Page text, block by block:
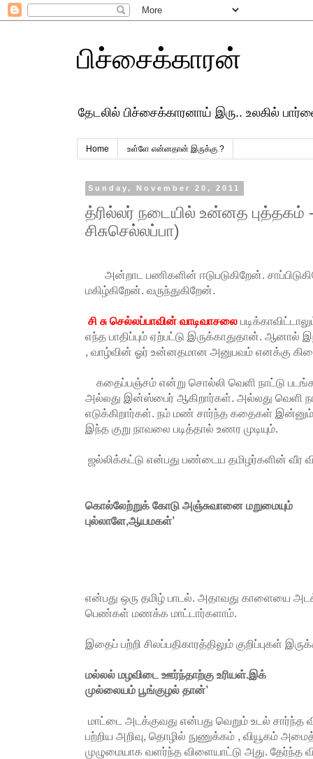
பிச்சைக்காரன்
தேடலில் பிச்சைக்காரனாய் இரு.. உலகில்
Home உள்ளே என்னதான் இருக்கு ?
Sunday, November 20, 2011
த்ரில்லர் நடையில் உன்னத புத்தகம்
சிசுசெல்லப்பா)
அன்றாட பணிகளின் ஈடுபடுகிறேன்.
மகிழ்கிறேன். வருந்துகிறேன்.
சி சு செல்லப்பாவின் வாடிவாசலை
எந்த பாதிப்பும் ஏற்பட்டு இருக்காதுதான். ஆனால்
, வாழ்வின் ஓர் உன்னதமான அனுபவம் எனக்கு
கதைப்பஞ்சம் என்று சொல்லி வெளி நாட்டு
அல்லது இன்ஸ்பைர் ஆகிறார்கள். அல்லது வெளி
எடுக்கிறார்கள். நம் மண் சார்ந்த கதைகள்
இந்த குறு நாவலை படித்தால் உணர முடியும்.
ஜல்லிக்கட்டு என்பது பண்டைய தமிழர்களின் வீர
கொல்லேற்றுக் கோடு அஞ்சுவானை மறுமையும்
புல்லாளே,ஆயமகள்’
என்பது ஒரு தமிழ் பாடல். அதாவது காளையை
பெண்கள் மணக்க மாட்டார்களாம்.
இதைப் பற்றி சிலப்பதிகாரத்திலும் குறிப்புகள்
மல்லல் மழவிடை ஊர்ந்தாற்கு உரியள்.இக்
முல்லையம் பூங்குழல் தான்’
மாட்டை அடக்குவது என்பது வெறும் உடல் சார்ந்த
பற்றிய அறிவு, தொழில் நுணுக்கம் , வியூகம்
முழுமையாக வளர்ந்த விளையாட்டு அது. தேர்ந்த